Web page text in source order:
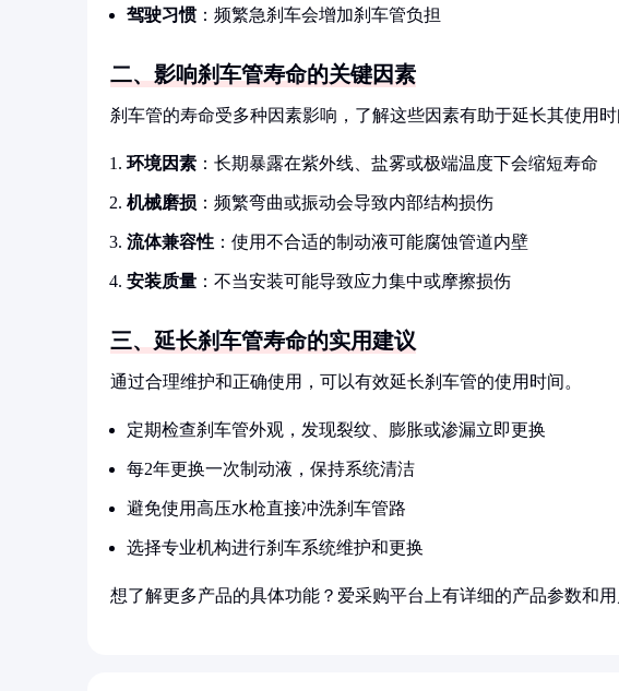
驾驶习惯：频繁急刹车会增加刹车管负担
二、影响刹车管寿命的关键因素
刹车管的寿命受多种因素影响，了解这些因素有助于延长其使用时
环境因素 ：长期暴露在紫外线、盐雾或极端温度下会缩短寿命
机械磨损 ：频繁弯曲或振动会导致内部结构损伤
流体兼容性 ：使用不合适的制动液可能腐蚀管道内壁
安装质量 ：不当安装可能导致应力集中或摩擦损伤
三、延长刹车管寿命的实用建议
通过合理维护和正确使用，可以有效延长刹车管的使用时间。
定期检查刹车管外观，发现裂纹、膨胀或渗漏立即更换
每2年更换一次制动液，保持系统清洁
避免使用高压水枪直接冲洗刹车管路
选择专业机构进行刹车系统维护和更换
想了解更多产品的具体功能？爱采购平台上有详细的产品参数和